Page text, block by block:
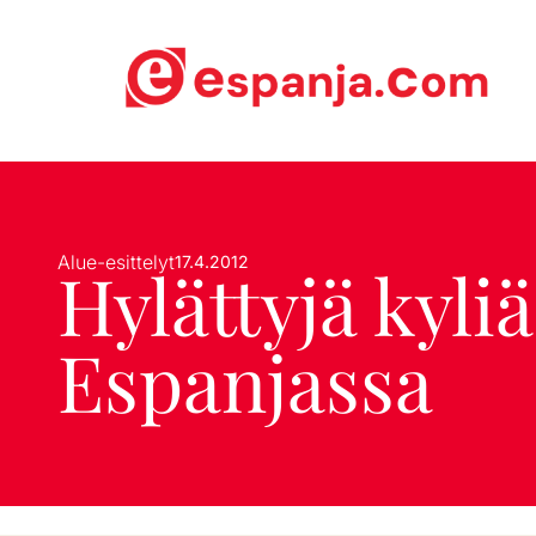
Alue-esittelyt17.4.2012
Hylättyjä kyliä
Espanjassa